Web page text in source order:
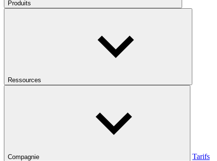
Produits
Ressources
Compagnie
Tarifs